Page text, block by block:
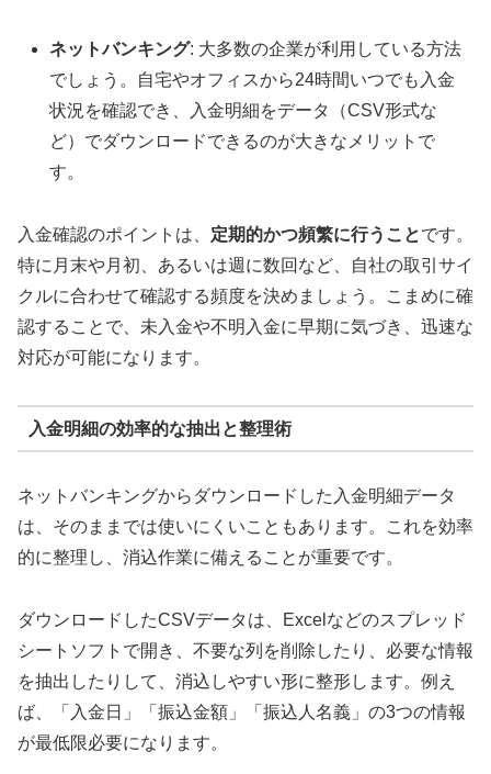
ネットバンキング: 大多数の企業が利用している方法
でしょう。自宅やオフィスから24時間いつでも入金
状況を確認でき、入金明細をデータ（CSV形式な
ど）でダウンロードできるのが大きなメリットで
す。
入金確認のポイントは、 定期的かつ頻繁に行うことです。
特に月末や月初、あるいは週に数回など、自社の取引サイ
クルに合わせて確認する頻度を決めましょう。こまめに確
認することで、未入金や不明入金に早期に気づき、迅速な
対応が可能になります。
入金明細の効率的な抽出と整理術
ネットバンキングからダウンロードした入金明細データ
は、そのままでは使いにくいこともあります。これを効率
的に整理し、消込作業に備えることが重要です。
ダウンロードしたCSVデータは、Excelなどのスプレッド
シートソフトで開き、不要な列を削除したり、必要な情報
を抽出したりして、消込しやすい形に整形します。例え
ば、「入金日」「振込金額」「振込人名義」の3つの情報
が最低限必要になります。